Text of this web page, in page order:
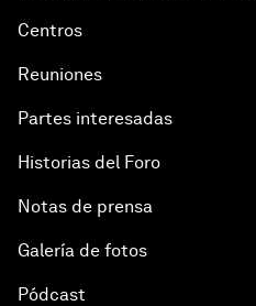
Centros
Reuniones
Partes interesadas
Historias del Foro
Notas de prensa
Galería de fotos
Pódcast